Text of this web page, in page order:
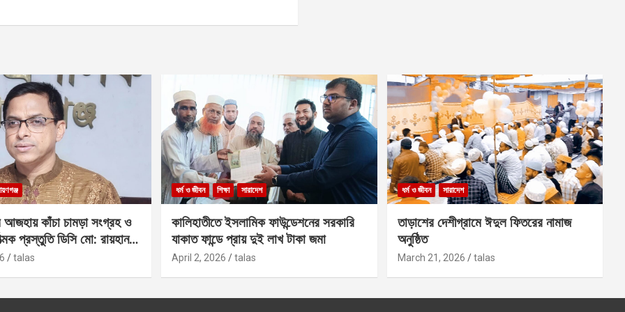
কাঁচা চামড়া সংগ্রহ ও
প্রস্তুতি ডিসি মো: রায়হান
talas
ধর্ম ও জীবন শিক্ষা সারাদেশ
কালিহাতীতে ইসলামিক ফাউন্ডেশনের সরকারি
যাকাত ফান্ডে প্রায় দুই লাখ টাকা জমা
April 2, 2026 talas
ধর্ম ও জীবন সারাদেশ
তাড়াশের দেশীগ্রামে ঈদুল ফিতরের নামাজ
অনুষ্ঠিত
March 21, 2026 talas